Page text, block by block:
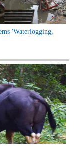
'Waterlogging,